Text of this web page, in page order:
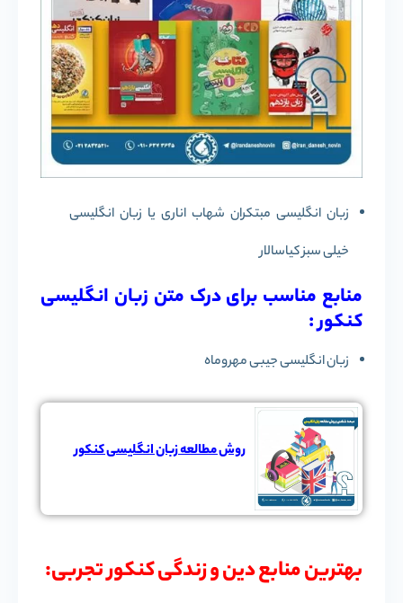
زبان انگلیسی مبتکران شهاب اناری یا زبان انگلیسی
خیلی سبز کیاسالار
منابع مناسب برای درک متن زبان انگلیسی
کنکور :
زبان انگلیسی جیبی مهروماه
روش مطالعه زبان انگلیسی کنکور
بهترین منابع دین و زندگی کنکور تجربی: